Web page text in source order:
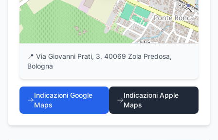
📍 Via Giovanni Prati, 3, 40069 Zola Predosa,
Bologna
Indicazioni Google
Maps
Indicazioni Apple
Maps